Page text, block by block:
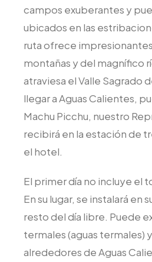
campos exuberantes y
ubicados en las
ruta ofrece
montañas y del magnífico
atraviesa el Valle Sagrado
llegar a Aguas Calientes,
Machu Picchu, nuestro
recibirá en la estación de
el hotel.
El primer día no incluye el
En su lugar, se instalará en
resto del día libre. Puede
termales (aguas termales)
alrededores de Aguas